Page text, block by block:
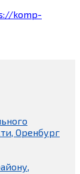
komp-
Оренбург